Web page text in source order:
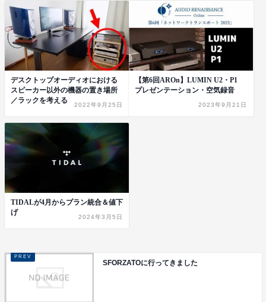
デスクトップオーディオにおける
スピーカー以外の機器の置き場所
／ラックを考える
2022年9月25日
【第6回AROn】LUMIN U2・P1
プレゼンテーション・空気録音
2023年9月21日
TIDALが4月からプラン統合＆値下
げ
2024年3月5日
SFORZATOに行ってきました